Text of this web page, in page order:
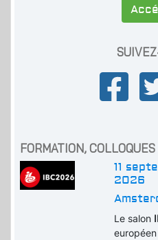
FORMATION,
11
2026
Le salon